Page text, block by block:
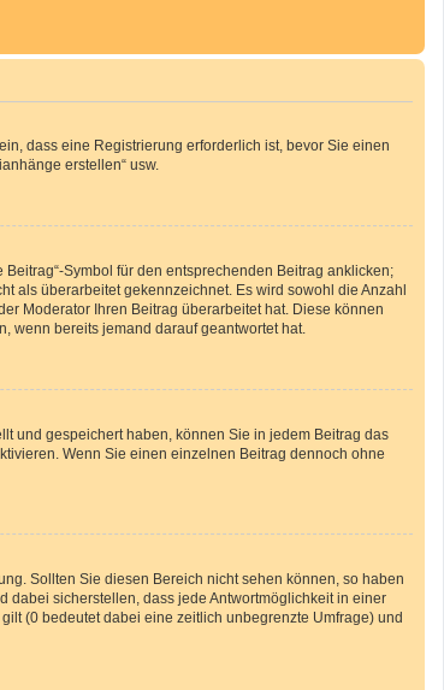
dass eine Registrierung erforderlich ist, bevor Sie einen
erstellen“ usw.
Symbol für den entsprechenden Beitrag anklicken;
als überarbeitet gekennzeichnet. Es wird sowohl die Anzahl
Moderator Ihren Beitrag überarbeitet hat. Diese können
wenn bereits jemand darauf geantwortet hat.
und gespeichert haben, können Sie in jedem Beitrag das
Wenn Sie einen einzelnen Beitrag dennoch ohne
Sollten Sie diesen Bereich nicht sehen können, so haben
dabei sicherstellen, dass jede Antwortmöglichkeit in einer
(0 bedeutet dabei eine zeitlich unbegrenzte Umfrage) und